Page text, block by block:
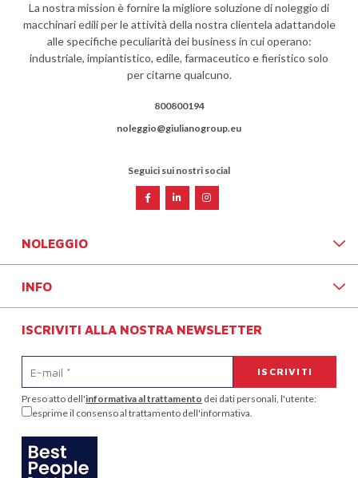
La nostra mission è fornire la migliore soluzione di noleggio di
macchinari edili per le attività della nostra clientela adattandole
alle specifiche peculiarità dei business in cui operano:
industriale, impiantistico, edile, farmaceutico e fieristico solo
per citarne qualcuno.
800800194
noleggio@giulianogroup.eu
Seguici sui nostri social
NOLEGGIO
INFO
ISCRIVITI ALLA NOSTRA NEWSLETTER
Preso atto dell'informativa al trattamento dei dati personali, l'utente:
esprime il consenso al trattamento dell'informativa.